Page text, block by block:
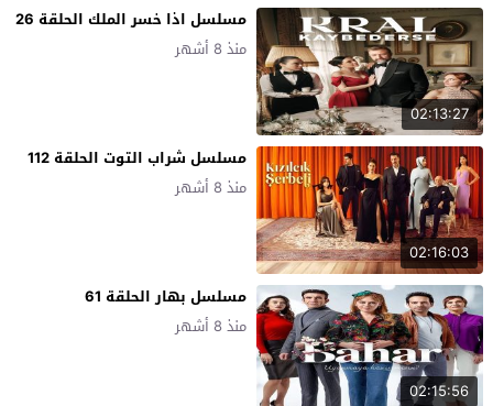
02:13:27
مسلسل اذا خسر الملك الحلقة 26
منذ 8 أشهر
02:16:03
مسلسل شراب التوت الحلقة 112
منذ 8 أشهر
02:15:56
مسلسل بهار الحلقة 61
منذ 8 أشهر